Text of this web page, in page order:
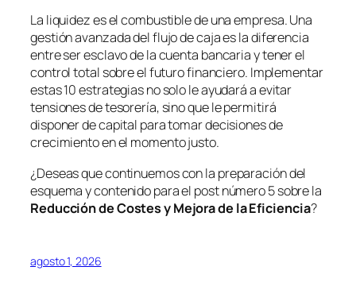
La liquidez es el combustible de una empresa. Una
gestión avanzada del flujo de caja es la diferencia
entre ser esclavo de la cuenta bancaria y tener el
control total sobre el futuro financiero. Implementar
estas 10 estrategias no solo le ayudará a evitar
tensiones de tesorería, sino que le permitirá
disponer de capital para tomar decisiones de
crecimiento en el momento justo.
¿Deseas que continuemos con la preparación del
esquema y contenido para el post número 5 sobre la
Reducción de Costes y Mejora de la Eficiencia?
agosto 1, 2026